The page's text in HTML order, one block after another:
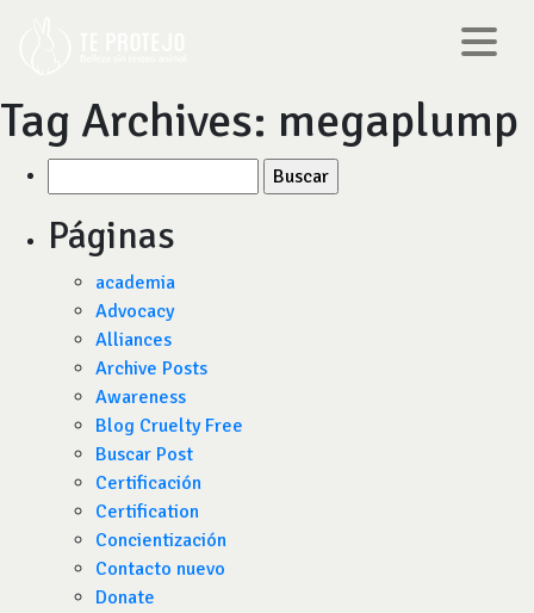
Tag Archives: megaplump
por:
Páginas
academia
Advocacy
Alliances
Archive Posts
Awareness
Blog Cruelty Free
Buscar Post
Certificación
Certification
Concientización
Contacto nuevo
Donate